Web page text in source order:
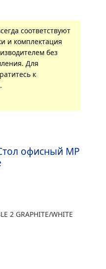
соответствуют
и комплектация
без
Для
к
офисный MP
2 GRAPHITE/WHITE